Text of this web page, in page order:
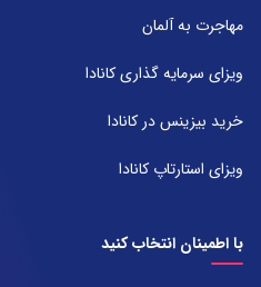
شعبه 2
تلفن:
مهاجرت به آلمان
ویزای سرمایه گذاری کانادا
خرید بیزینس در کانادا
ویزای استارتاپ کانادا
با اطمینان انتخاب کنید